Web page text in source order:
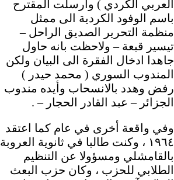
العربي الكردي ) وارسلت المقترح
باسم الوفود الكردية الى ممثل
منظمة التحرير الصديق الراحل –
تيسير قبعة – ولاحظت بانه حاول
جاهدا ادخال الفقرة الى البيان ولكن
المندوب السوري ( محمد حيدر )
رفض وهدد بالانسحاب وأيده مندوب
الجزائر – عبد القادر الحجار – .
وفي واقعة أخرى في عام كما اعتقد
١٩٦٤ ، وكنت طالبا في ثانوية العروبة
بالقامشلي ومسؤولا عن التنظيم
الطلابي للحزب ، وكان حزب البعث